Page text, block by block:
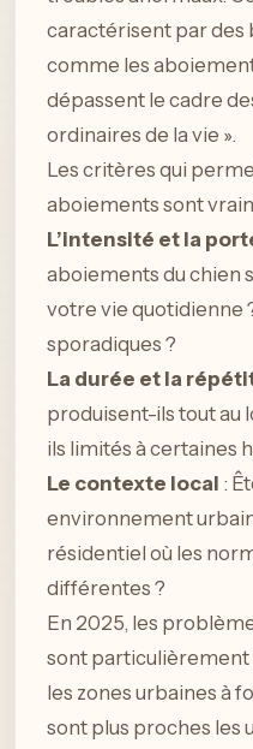
caractérisent par
comme les
dépassent le cadre
ordinaires de la vie ».
Les critères qui
aboiements sont
L’intensité et la
aboiements du chien
votre vie quotidienne
sporadiques ?
La durée et la
produisent-ils tout au
ils limités à certaines
Le contexte local :
environnement
résidentiel où les
différentes ?
En 2025, les
sont particulièrement
les zones urbaines à
sont plus proches les